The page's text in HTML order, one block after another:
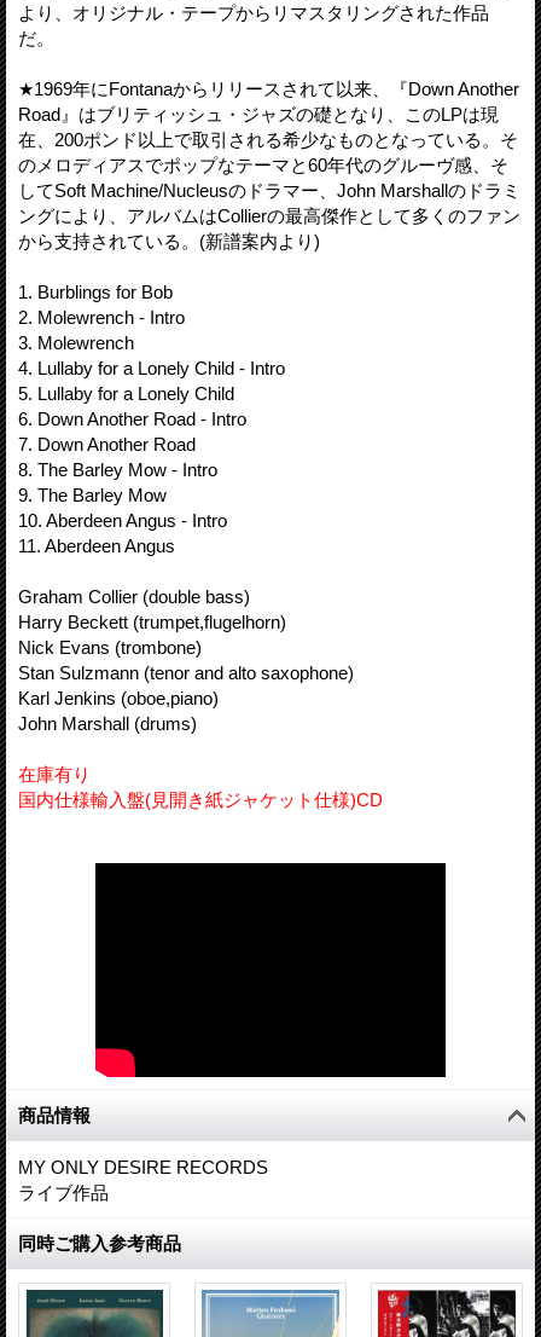
より、オリジナル・テープからリマスタリングされた作品
だ。
★1969年にFontanaからリリースされて以来、『Down Another
Road』はブリティッシュ・ジャズの礎となり、このLPは現
在、200ポンド以上で取引される希少なものとなっている。そ
のメロディアスでポップなテーマと60年代のグルーヴ感、そ
してSoft Machine/Nucleusのドラマー、John Marshallのドラミ
ングにより、アルバムはCollierの最高傑作として多くのファン
から支持されている。(新譜案内より)
1. Burblings for Bob
2. Molewrench - Intro
3. Molewrench
4. Lullaby for a Lonely Child - Intro
5. Lullaby for a Lonely Child
6. Down Another Road - Intro
7. Down Another Road
8. The Barley Mow - Intro
9. The Barley Mow
10. Aberdeen Angus - Intro
11. Aberdeen Angus
Graham Collier (double bass)
Harry Beckett (trumpet,flugelhorn)
Nick Evans (trombone)
Stan Sulzmann (tenor and alto saxophone)
Karl Jenkins (oboe,piano)
John Marshall (drums)
在庫有り
国内仕様輸入盤(見開き紙ジャケット仕様)CD
商品情報
MY ONLY DESIRE RECORDS
ライブ作品
同時ご購入参考商品